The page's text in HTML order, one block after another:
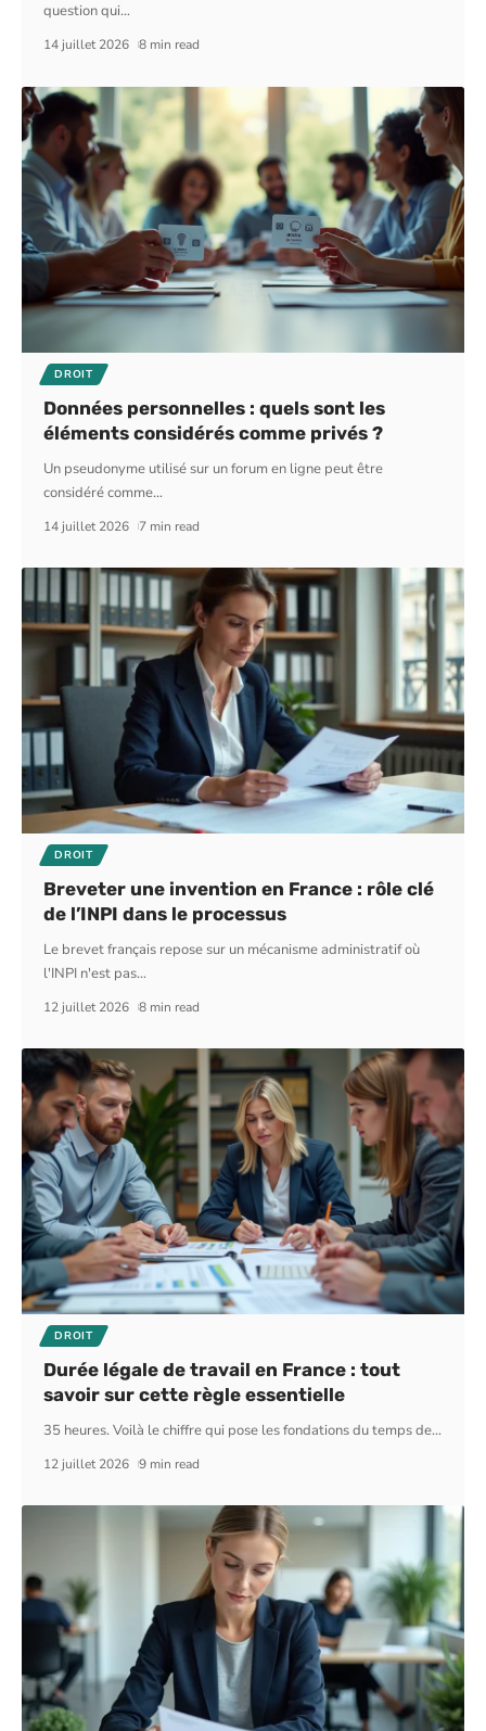
question qui…
14 juillet 2026 8 min read
DROIT
Données personnelles : quels sont les
éléments considérés comme privés ?
Un pseudonyme utilisé sur un forum en ligne peut être
considéré comme…
14 juillet 2026 7 min read
DROIT
Breveter une invention en France : rôle clé
de l’INPI dans le processus
Le brevet français repose sur un mécanisme administratif où
l'INPI n'est pas…
12 juillet 2026 8 min read
DROIT
Durée légale de travail en France : tout
savoir sur cette règle essentielle
35 heures. Voilà le chiffre qui pose les fondations du temps de…
12 juillet 2026 9 min read